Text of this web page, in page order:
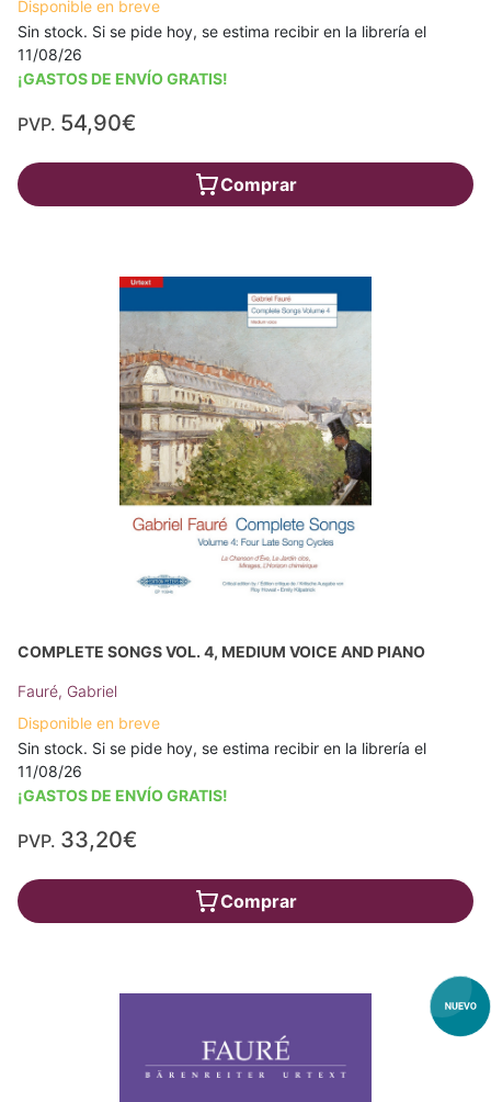
Disponible en breve
Sin stock. Si se pide hoy, se estima recibir en la librería el
11/08/26
¡GASTOS DE ENVÍO GRATIS!
PVP. 54,90€
Comprar
COMPLETE SONGS VOL. 4, MEDIUM VOICE AND PIANO
Fauré, Gabriel
Disponible en breve
Sin stock. Si se pide hoy, se estima recibir en la librería el
11/08/26
¡GASTOS DE ENVÍO GRATIS!
PVP. 33,20€
Comprar